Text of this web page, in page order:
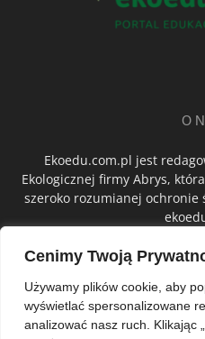
Cenimy Twoją
Używamy plików cookie, aby
wyświetlać spersonalizowane
analizować nasz ruch. Klikając
O
Ekoedu.com.pl jest
Ekologicznej firmy Abrys,
szeroko rozumianej ochronie